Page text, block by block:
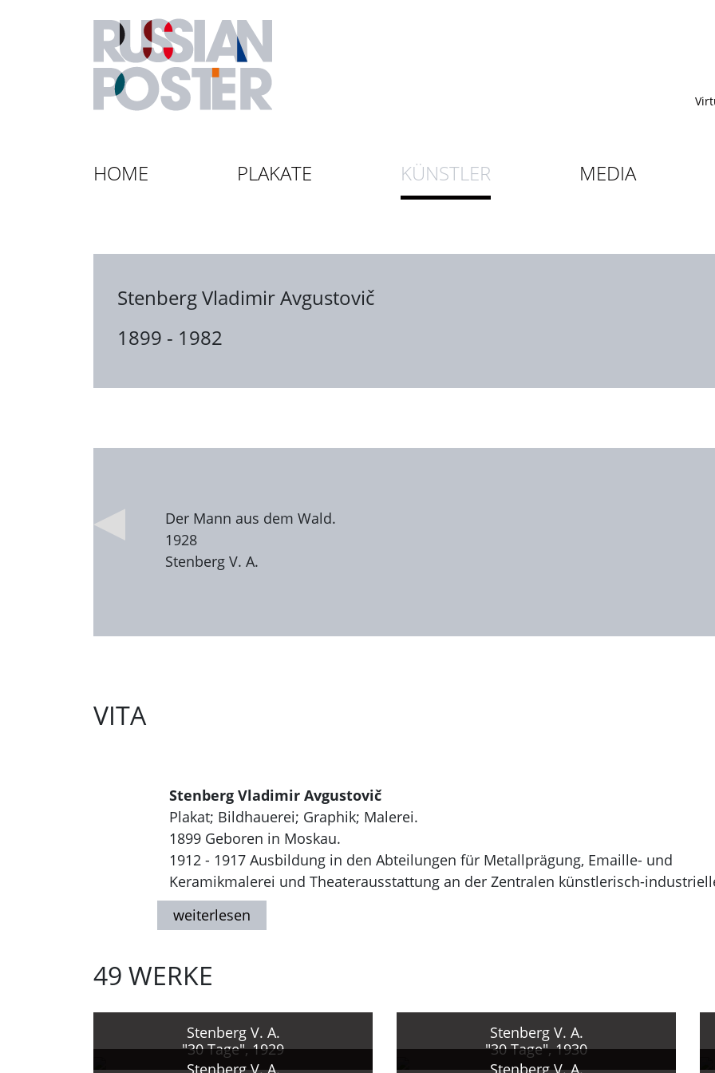
HOME PLAKATE KÜNSTLER MEDIA
Stenberg Vladimir Avgustovič
1899 - 1982
Der Mann aus dem Wald.
1928
Stenberg V. A.
VITA
Stenberg Vladimir Avgustovič
Plakat; Bildhauerei; Graphik; Malerei.
1899 Geboren in Moskau.
1912 - 1917 Ausbildung in den Abteilungen für Metallprägung, Emaille- und
Keramikmalerei und Theaterausstattung an der Zentralen künstlerisch-
Stroganov-Lehranstalt bei V. E. Egorov, P. V. Kuznecov und A. S. Janov.
1915 Anfertigung von Dekorationen für Aufführungen des Filmateliers A. A.
1916 Gestaltung von Theateraufführungen in Moskau.
1917 - 1920 Studium an den SVOMAS in der Abteilung Monumentalmalerei,
Architektur und Graphik bei G. B. Jakulov. Beginn der Zusammenarbeit mit
Bruder G. S. Stenberg.
1918 - 1921 Gestaltung von Theateraufführungen, Revolutionsfeierlichkeiten,
49 WERKE
Stenberg V. A.
"30 Tage", 1929
Stenberg V. A.
"30 Tage", 1930
Stenberg V. A.
Stenberg V. A.